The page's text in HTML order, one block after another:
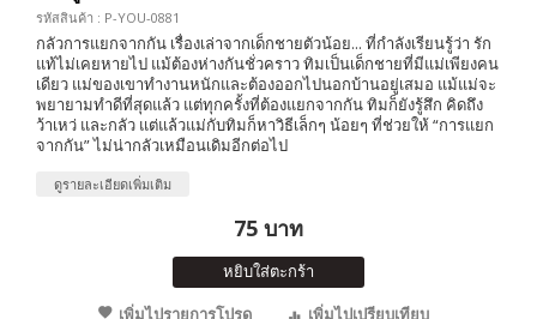
รหัสสินค้า : P-YOU-0881
กลัวการแยกจากกัน เรื่องเล่าจากเด็กชายตัวน้อย... ที่กำลังเรียนรู้ว่า รัก
แท้ไม่เคยหายไป แม้ต้องห่างกันชั่วคราว ทิมเป็นเด็กชายที่มีแม่เพียงคน
เดียว แม่ของเขาทำงานหนักและต้องออกไปนอกบ้านอยู่เสมอ แม้แม่จะ
พยายามทำดีที่สุดแล้ว แต่ทุกครั้งที่ต้องแยกจากกัน ทิมก็ยังรู้สึก คิดถึง
ว้าเหว่ และกลัว แต่แล้วแม่กับทิมก็หาวิธีเล็กๆ น้อยๆ ที่ช่วยให้ “การแยก
จากกัน” ไม่น่ากลัวเหมือนเดิมอีกต่อไป
ดูรายละเอียดเพิ่มเติม
75 บาท
หยิบใส่ตะกร้า
เพิ่มไปรายการโปรด
เพิ่มไปเปรียบเทียบ